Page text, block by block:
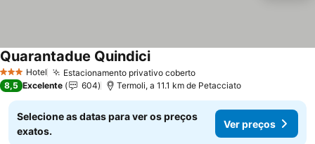
3 EstrelasHotel Estacionamento privativo cobertoVer preços
Quarantadue QuindiciVer preços
8,5 Excelente 604 Termoli, a 11.1 km de Petacciato
Selecione as datas para ver os preços
exatos.
Ver preços